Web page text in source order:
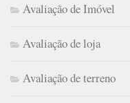
Avaliação de Imóvel
Avaliação de loja
Avaliação de terreno